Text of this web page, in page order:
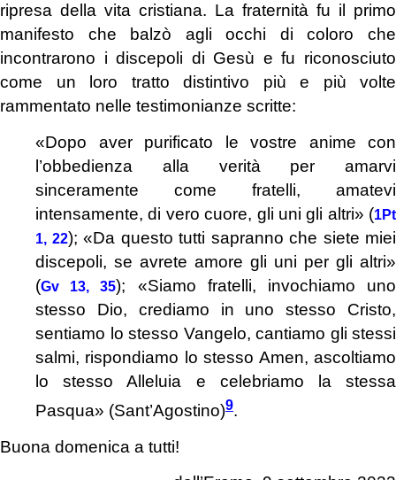
ripresa della vita cristiana. La fraternità fu il primo
manifesto che balzò agli occhi di coloro che
incontrarono i discepoli di Gesù e fu riconosciuto
come un loro tratto distintivo più e più volte
rammentato nelle testimonianze scritte:
«Dopo aver purificato le vostre anime con
l’obbedienza alla verità per amarvi
sinceramente come fratelli, amatevi
intensamente, di vero cuore, gli uni gli altri» (1Pt
1, 22); «Da questo tutti sapranno che siete miei
discepoli, se avrete amore gli uni per gli altri»
(Gv 13, 35); «Siamo fratelli, invochiamo uno
stesso Dio, crediamo in uno stesso Cristo,
sentiamo lo stesso Vangelo, cantiamo gli stessi
salmi, rispondiamo lo stesso Amen, ascoltiamo
lo stesso Alleluia e celebriamo la stessa
Pasqua» (Sant’Agostino)9.
Buona domenica a tutti!